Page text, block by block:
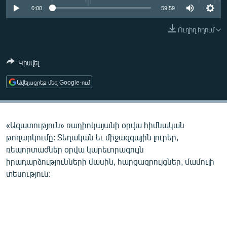
ՄԻՋԱԶԳԱՅԻՆ
ՄԵԿՆԱԲԱՆՈՒԹՅՈՒՆ
ՏՏ ԵՒ ԻՆՏԵՐՆԵՏ
ԿՈՐՈՆԱՎԻՐՈՒՍ
ՏԵՍԱՆՅՈՒԹԵՐ
ԲԱՆԱՎԵՃ
ՁԳՏԵԼՈՎ ԼԱՎԱԳՈՒՅՆԻՆ
0:00 59:59
Ուղիղ հղում
Կիսվել
Ավելացրեք մեզ Google-ում
«Ազատություն» ռադիոկայանի օրվա հիմնական
թողարկումը: Տեղական եւ միջազգային լուրեր,
ռեպորտաժներ օրվա կարեւորագույն
իրադարձությունների մասին, հարցազրույցներ, մամուլի
տեսություն: